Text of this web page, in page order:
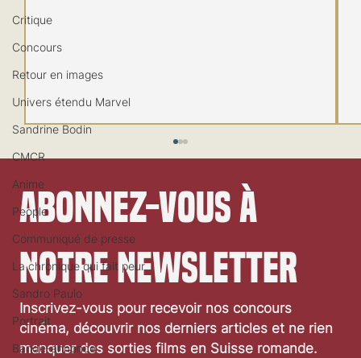
Critique
Concours
Retour en images
Univers étendu Marvel
Sandrine Bodin
CMCR
Anime
People
Communiqué de presse
La chronique qui fait peur
Sandro Paulo
Portrait
Bande-annonce
Festival de Locarno 2026: Wild at Heart
Abonnez-vous à
notre newsletter
Inscrivez-vous pour recevoir nos concours
cinéma, découvrir nos derniers articles et ne rien
manquer des sorties films en Suisse romande.